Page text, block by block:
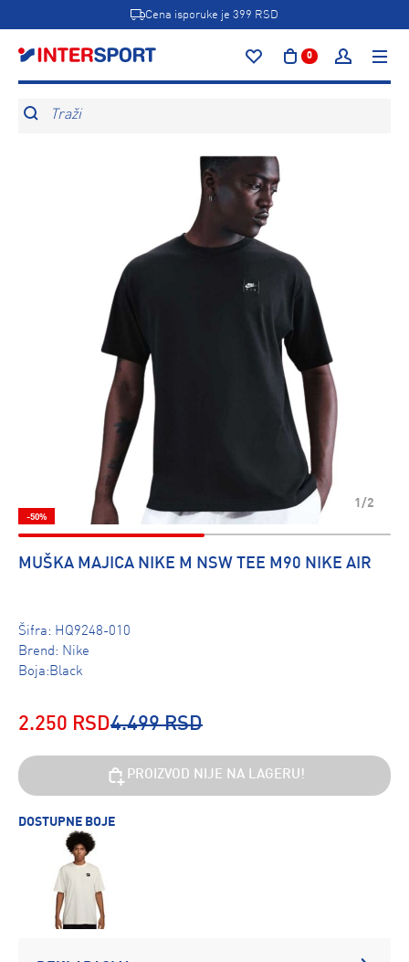
Cena isporuke je 399 RSD
0
Traži
1/2
-50%
MUŠKA MAJICA NIKE M NSW TEE M90 NIKE AIR
Šifra: HQ9248-010
Brend: Nike
Boja:Black
2.250 RSD4.499 RSD
PROIZVOD NIJE NA LAGERU!
DOSTUPNE BOJE